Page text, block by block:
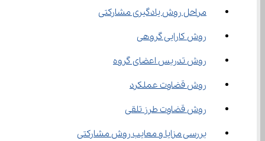
مراحل روش یادگیری مشارکتی
روش کارایی گروهی
روش تدریس اعضای گروه
روش قضاوت عملکرد
روش قضاوت طرز تلقی
بررسی مزایا و معایب روش مشارکتی